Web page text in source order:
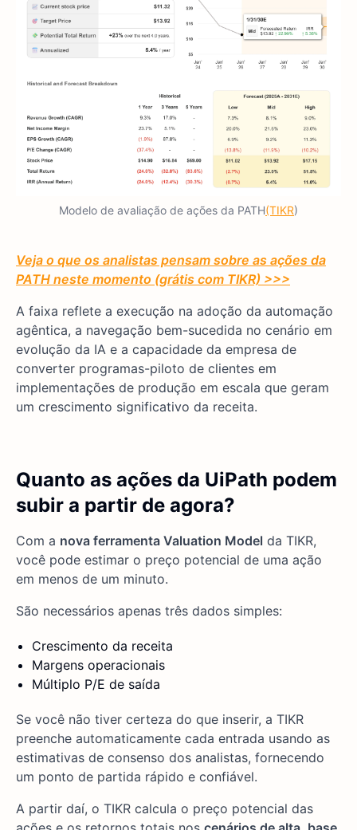
Modelo de avaliação de ações da PATH(TIKR)
Veja o que os analistas pensam sobre as ações da
PATH neste momento (grátis com TIKR) >>>
A faixa reflete a execução na adoção da automação
agêntica, a navegação bem-sucedida no cenário em
evolução da IA e a capacidade da empresa de
converter programas-piloto de clientes em
implementações de produção em escala que geram
um crescimento significativo da receita.
Quanto as ações da UiPath podem
subir a partir de agora?
Com a nova ferramenta Valuation Model da TIKR,
você pode estimar o preço potencial de uma ação
em menos de um minuto.
São necessários apenas três dados simples:
Crescimento da receita
Margens operacionais
Múltiplo P/E de saída
Se você não tiver certeza do que inserir, a TIKR
preenche automaticamente cada entrada usando as
estimativas de consenso dos analistas, fornecendo
um ponto de partida rápido e confiável.
A partir daí, o TIKR calcula o preço potencial das